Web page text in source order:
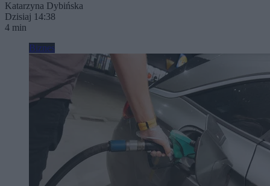
Katarzyna Dybińska
Dzisiaj 14:38
4 min
Biznes